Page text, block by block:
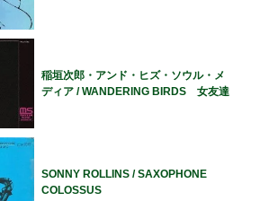
稲垣次郎・アンド・ヒズ・ソウル・メ
ディア / WANDERING BIRDS 女友達
SONNY ROLLINS / SAXOPHONE
COLOSSUS